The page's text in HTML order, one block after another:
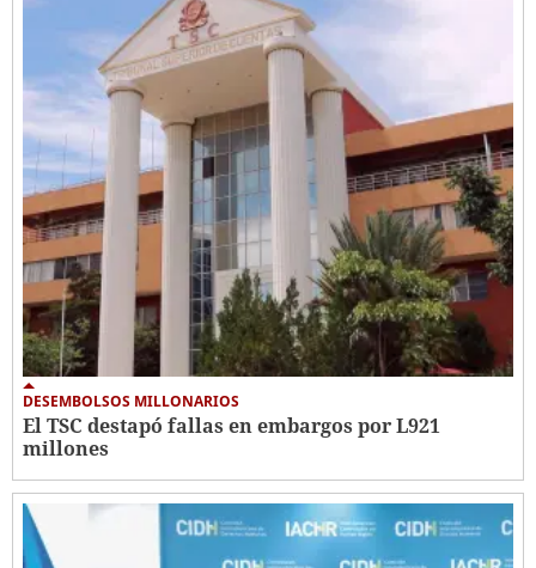
DESEMBOLSOS MILLONARIOS
El TSC destapó fallas en embargos por L921
millones